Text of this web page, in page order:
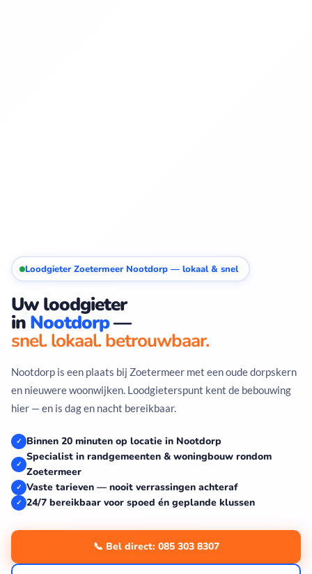
Loodgieter Zoetermeer Nootdorp — lokaal & snel
Uw loodgieter
in Nootdorp—
snel. lokaal. betrouwbaar.
Nootdorp is een plaats bij Zoetermeer met een oude dorpskern
en nieuwere woonwijken. Loodgieterspunt kent de bebouwing
hier — en is dag en nacht bereikbaar.
✓ Binnen 20 minuten op locatie in Nootdorp
✓
Specialist in randgemeenten & woningbouw rondom
Zoetermeer
✓ Vaste tarieven — nooit verrassingen achteraf
✓ 24/7 bereikbaar voor spoed én geplande klussen
📞 Bel direct: 085 303 8307